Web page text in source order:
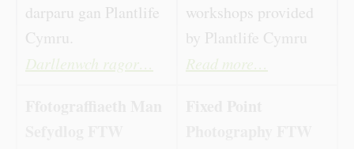
darparu gan Plantlife
Cymru.
Darllenwch ragor…
workshops provided
by Plantlife Cymru
Read more…